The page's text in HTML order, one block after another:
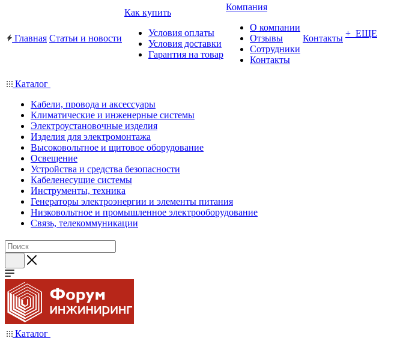
Главная Статьи и новости
Как купить
Условия оплаты
Условия доставки
Гарантия на товар
Компания
О компании
Отзывы
Сотрудники
Контакты
Контакты + ЕЩЕ
Каталог
Кабели, провода и аксессуары
Климатические и инженерные системы
Электроустановочные изделия
Изделия для электромонтажа
Высоковольтное и щитовое оборудование
Освещение
Устройства и средства безопасности
Кабеленесущие системы
Инструменты, техника
Генераторы электроэнергии и элементы питания
Низковольтное и промышленное электрооборудование
Связь, телекоммуникации
Каталог